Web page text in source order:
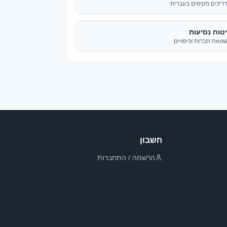
חשבון
הרשמה / התחברות